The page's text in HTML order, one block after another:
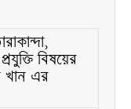
বিষয়ের
খান এর